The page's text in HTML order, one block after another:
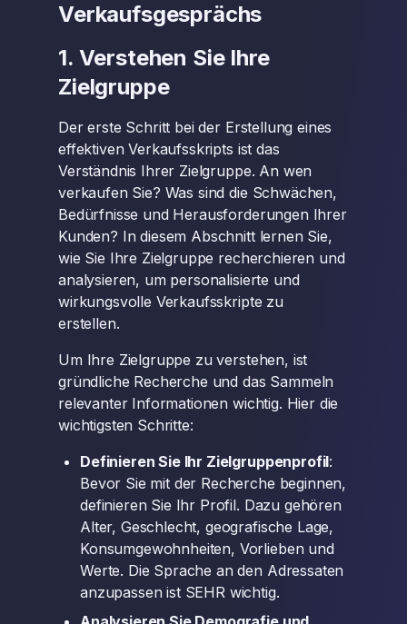
Verkaufsgesprächs
1. Verstehen Sie Ihre
Zielgruppe
Der erste Schritt bei der Erstellung eines
effektiven Verkaufsskripts ist das
Verständnis Ihrer Zielgruppe. An wen
verkaufen Sie? Was sind die Schwächen,
Bedürfnisse und Herausforderungen Ihrer
Kunden? In diesem Abschnitt lernen Sie,
wie Sie Ihre Zielgruppe recherchieren und
analysieren, um personalisierte und
wirkungsvolle Verkaufsskripte zu
erstellen.
Um Ihre Zielgruppe zu verstehen, ist
gründliche Recherche und das Sammeln
relevanter Informationen wichtig. Hier die
wichtigsten Schritte:
Definieren Sie Ihr Zielgruppenprofil:
Bevor Sie mit der Recherche beginnen,
definieren Sie Ihr Profil. Dazu gehören
Alter, Geschlecht, geografische Lage,
Konsumgewohnheiten, Vorlieben und
Werte. Die Sprache an den Adressaten
anzupassen ist SEHR wichtig.